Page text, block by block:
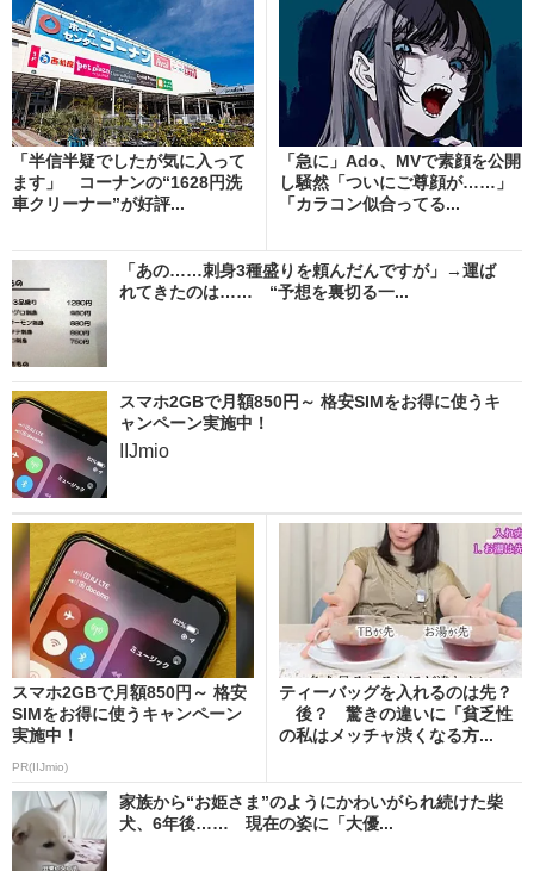
「半信半疑でしたが気に入って
ます」 コーナンの“1628円洗
車クリーナー”が好評...
「急に」Ado、MVで素顔を公開
し騒然「ついにご尊顔が……」
「カラコン似合ってる...
「あの……刺身3種盛りを頼んだんですが」→運ば
れてきたのは…… “予想を裏切る一...
スマホ2GBで月額850円～ 格安SIMをお得に使うキ
ャンペーン実施中！
IIJmio
スマホ2GBで月額850円～ 格安
SIMをお得に使うキャンペーン
実施中！
PR(IIJmio)
ティーバッグを入れるのは先？
後？ 驚きの違いに「貧乏性
の私はメッチャ渋くなる方...
家族から“お姫さま”のようにかわいがられ続けた柴
犬、6年後…… 現在の姿に「大優...